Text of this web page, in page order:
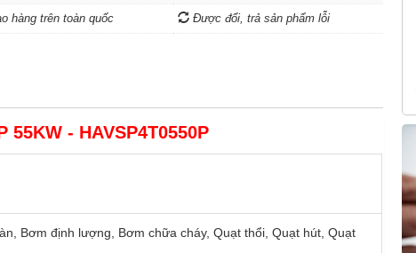
hàng trên toàn quốc Được đổi, trả sản phẩm lỗi
- HAVSP4T0550P
Bơm định lượng, Bơm chữa cháy, Quạt thổi, Quạt hút, Quạt